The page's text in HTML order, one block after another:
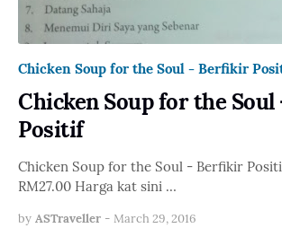
Chicken Soup for the Soul - Berfikir
Chicken Soup for the
Positif
Chicken Soup for the Soul - Berfikir
RM27.00 Harga kat sini …
by ASTraveller - March 29, 2016